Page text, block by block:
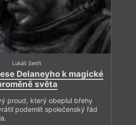
Lukáš Senft
Delaneyho k magické
světa
proud, který obeplul břehy
podemlít společenský řád